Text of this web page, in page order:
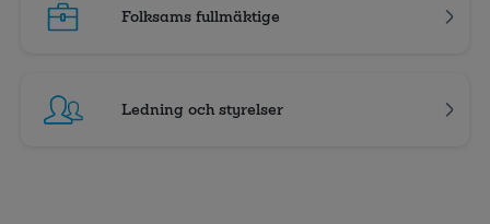
Folksams fullmäktige
Ledning och styrelser